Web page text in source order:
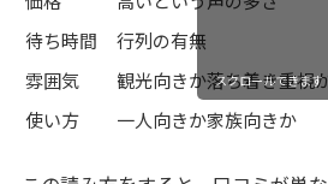
待ち時間
行列の有無
雰囲気
観光向きか落ち着き重視
使い方
一人向きか家族向きか
スクロールできます